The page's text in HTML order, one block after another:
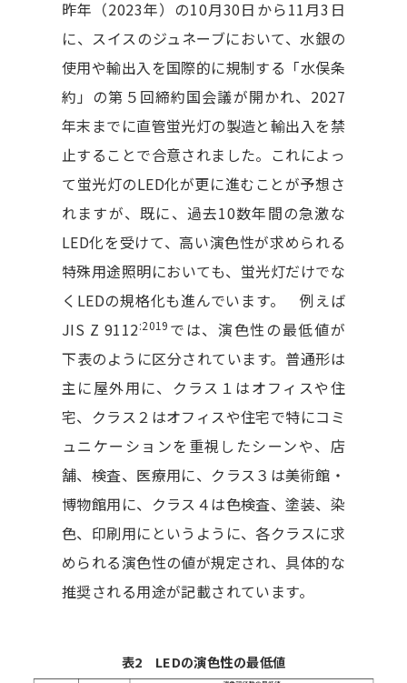
昨年（2023年）の10月30日から11月3日
に、スイスのジュネーブにおいて、水銀の
使用や輸出入を国際的に規制する「水俣条
約」の第５回締約国会議が開かれ、2027
年末までに直管蛍光灯の製造と輸出入を禁
止することで合意されました。これによっ
て蛍光灯のLED化が更に進むことが予想さ
れますが、既に、過去10数年間の急激な
LED化を受けて、高い演色性が求められる
特殊用途照明においても、蛍光灯だけでな
くLEDの規格化も進んでいます。 例えば
JIS Z 9112:2019 では、演色性の最低値が
下表のように区分されています。普通形は
主に屋外用に、クラス１はオフィスや住
宅、クラス２はオフィスや住宅で特にコミ
ュニケーションを重視したシーンや、店
舗、検査、医療用に、クラス３は美術館・
博物館用に、クラス４は色検査、塗装、染
色、印刷用にというように、各クラスに求
められる演色性の値が規定され、具体的な
推奨される用途が記載されています。
表2 LEDの演色性の最低値